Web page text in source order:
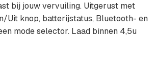
bij jouw vervuiling. Uitgerust met
Uit knop, batterijstatus, Bluetooth- en
mode selector. Laad binnen 4,5u